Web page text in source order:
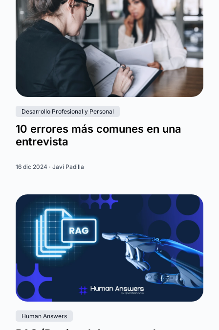
Desarrollo Profesional y Personal
10 errores más comunes en una
entrevista
16 dic 2024 · Javi Padilla
Human Answers